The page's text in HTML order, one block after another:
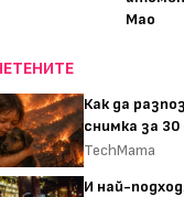
Мао
Как да
снимка за 30
TechMama
И най-